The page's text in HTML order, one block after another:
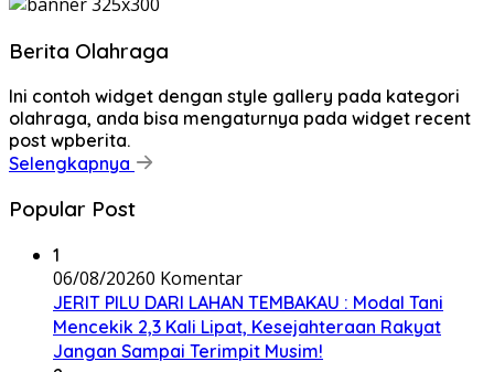
Berita Olahraga
Ini contoh widget dengan style gallery pada kategori
olahraga, anda bisa mengaturnya pada widget recent
post wpberita.
Selengkapnya
Popular Post
1
06/08/20260 Komentar
JERIT PILU DARI LAHAN TEMBAKAU ​: Modal Tani
Mencekik 2,3 Kali Lipat, Kesejahteraan Rakyat
Jangan Sampai Terimpit Musim!